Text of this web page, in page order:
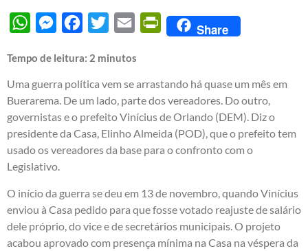
WhatsAppMessengerFacebook
Twitter Email PrintFriendly
Share
Tempo de leitura: 2 minutos
Uma guerra política vem se arrastando há quase um mês em
Buerarema. De um lado, parte dos vereadores. Do outro,
governistas e o prefeito Vinícius de Orlando (DEM). Diz o
presidente da Casa, Elinho Almeida (POD), que o prefeito tem
usado os vereadores da base para o confronto com o
Legislativo.
O início da guerra se deu em 13 de novembro, quando Vinícius
enviou à Casa pedido para que fosse votado reajuste de salário
dele próprio, do vice e de secretários municipais. O projeto
acabou aprovado com presença mínima na Casa na véspera da